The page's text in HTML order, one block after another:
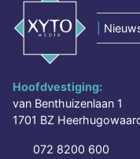
Hoofdvestiging:
van Benthuizenlaan 1
1701 BZ
072 8200 600